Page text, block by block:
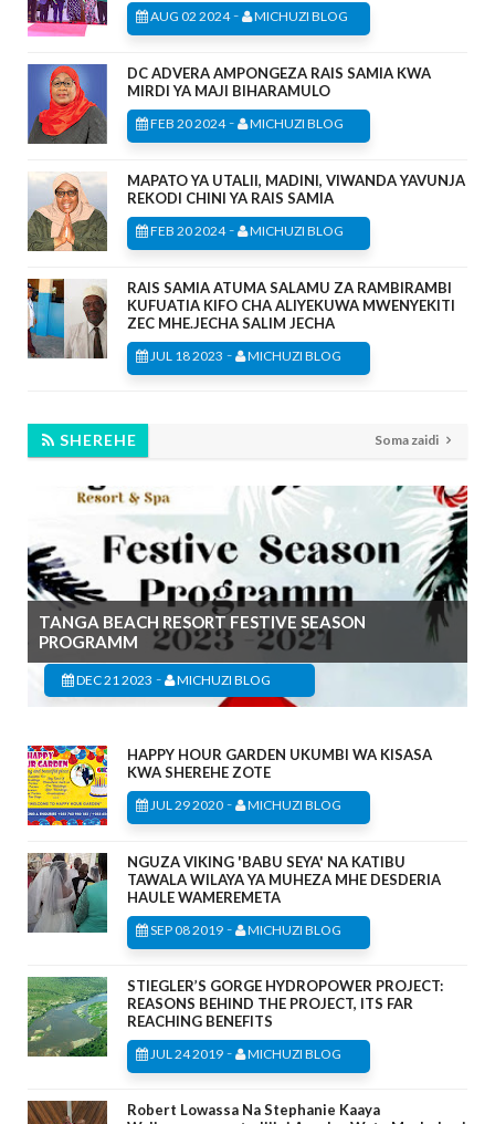
AUG 02 2024- MICHUZI BLOG
DC ADVERA AMPONGEZA RAIS SAMIA KWA
MIRDI YA MAJI BIHARAMULO
FEB 20 2024- MICHUZI BLOG
MAPATO YA UTALII, MADINI, VIWANDA YAVUNJA
REKODI CHINI YA RAIS SAMIA
FEB 20 2024- MICHUZI BLOG
RAIS SAMIA ATUMA SALAMU ZA RAMBIRAMBI
KUFUATIA KIFO CHA ALIYEKUWA MWENYEKITI
ZEC MHE.JECHA SALIM JECHA
JUL 18 2023 - MICHUZI BLOG
SHEREHE Soma zaidi
TANGA BEACH RESORT FESTIVE SEASON
PROGRAMM
DEC 21 2023 - MICHUZI BLOG
HAPPY HOUR GARDEN UKUMBI WA KISASA
KWA SHEREHE ZOTE
JUL 29 2020 - MICHUZI BLOG
NGUZA VIKING 'BABU SEYA' NA KATIBU
TAWALA WILAYA YA MUHEZA MHE DESDERIA
HAULE WAMEREMETA
SEP 08 2019 - MICHUZI BLOG
STIEGLER’S GORGE HYDROPOWER PROJECT:
REASONS BEHIND THE PROJECT, ITS FAR
REACHING BENEFITS
JUL 24 2019 - MICHUZI BLOG
Robert Lowassa Na Stephanie Kaaya